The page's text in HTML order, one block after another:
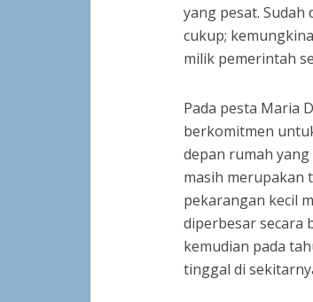
yang pesat.
cukup;
milik pemerintah
Pada pesta Maria
berkomitmen
depan rumah
masih merupakan
pekarangan kecil
diperbesar secara
kemudian pada
tinggal di